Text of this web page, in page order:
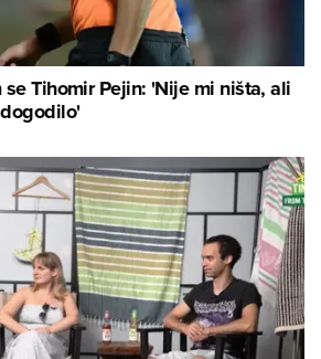
se Tihomir Pejin: 'Nije mi ništa, ali